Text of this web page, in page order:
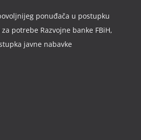
ponuđača u postupku
potrebe Razvojne banke FBiH,
javne nabavke